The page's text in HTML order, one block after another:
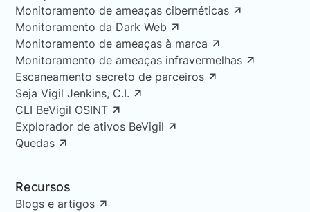
Monitoramento de ameaças cibernéticas
Monitoramento da Dark Web
Monitoramento de ameaças à marca
Monitoramento de ameaças infravermelhas
Escaneamento secreto de parceiros
Seja Vigil Jenkins, C.I.
CLI BeVigil OSINT
Explorador de ativos BeVigil
Quedas
Recursos
Blogs e artigos